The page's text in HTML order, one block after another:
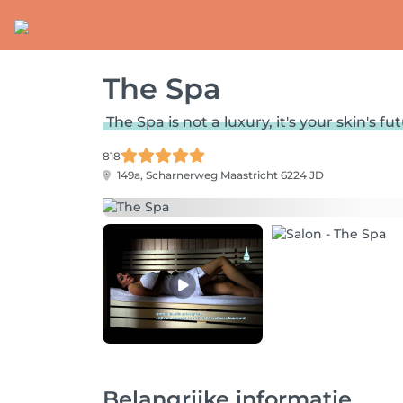
The Spa
The Spa is not a luxury, it's your skin's
818
149a, Scharnerweg Maastricht 6224 JD